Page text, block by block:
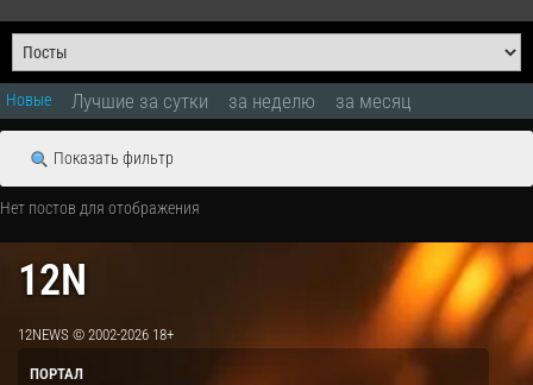
Новые Лучшие за сутки за неделю за месяц
Показать фильтр
Нет постов для отображения
12N
12NEWS © 2002-2026 18+
ПОРТАЛ